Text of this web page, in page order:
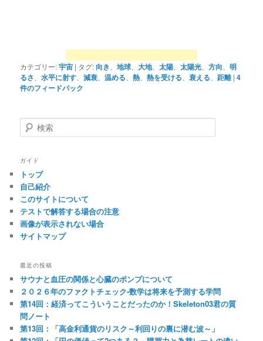
カテゴリー:宇宙 | タグ:向き 、地球 、大地、太陽 、太陽光 、方向 、明
るさ
、水平に射す 、減衰 、温める 、熱 、熱を受ける 、衰える 、距離 |4
件のフィードバック
検
索
ガイド
トップ
自己紹介
このサイトについて
テストで解答する場合の注意
画像が表示されない場合
サイトマップ
最近の投稿
サウナと血圧の関係と心臓のポンプについて
２０２６年のファクトチェック-数学は将来を予測する学問
第14回：経済ってこういうことだったのか！Skeleton03君の質
問ノート
第13回：「高金利通貨のリスク～利回りの裏に潜む波～」